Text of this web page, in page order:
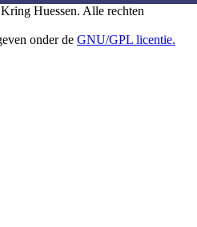
Huessen. Alle rechten
onder de GNU/GPL licentie.